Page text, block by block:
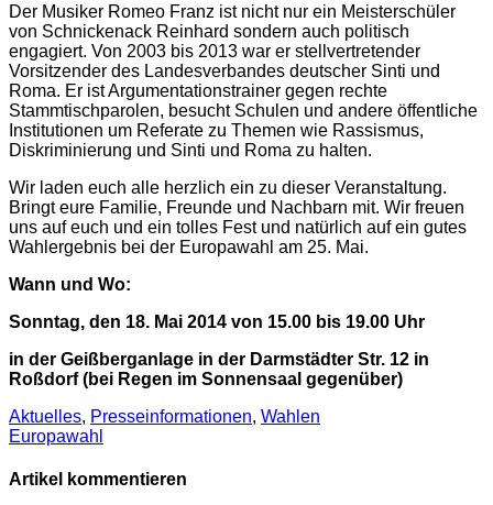
Der Musiker Romeo Franz ist nicht nur ein Meisterschüler
von Schnickenack Reinhard sondern auch politisch
engagiert. Von 2003 bis 2013 war er stellvertretender
Vorsitzender des Landesverbandes deutscher Sinti und
Roma. Er ist Argumentationstrainer gegen rechte
Stammtischparolen, besucht Schulen und andere öffentliche
Institutionen um Referate zu Themen wie Rassismus,
Diskriminierung und Sinti und Roma zu halten.
Wir laden euch alle herzlich ein zu dieser Veranstaltung.
Bringt eure Familie, Freunde und Nachbarn mit. Wir freuen
uns auf euch und ein tolles Fest und natürlich auf ein gutes
Wahlergebnis bei der Europawahl am 25. Mai.
Wann und Wo:
Sonntag, den 18. Mai 2014 von 15.00 bis 19.00 Uhr
in der Geißberganlage in der Darmstädter Str. 12 in
Roßdorf (bei Regen im Sonnensaal gegenüber)
Aktuelles, Presse­informationen, Wahlen
Europawahl
Artikel kommentieren